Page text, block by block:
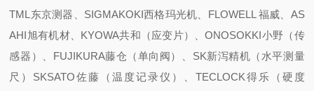
TML东京测器、SIGMAKOKI西格玛光机、FLOWELL 福威、AS
AHI旭有机材、KYOWA共和（应变片）、ONOSOKKI小野（传
感器）、FUJIKURA藤仓（单向阀）、SK新泻精机（水平测量
尺）SKSATO佐藤（温度记录仪）、TECLOCK得乐（硬度